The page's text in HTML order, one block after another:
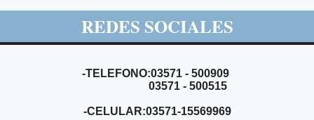
REDES SOCIALES
-TELEFONO:03571 - 500909
03571 - 500515
-CELULAR:03571-15569969